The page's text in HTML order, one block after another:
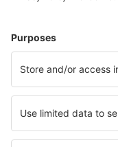
José M.
Acapulco Juan N.
General
Aguascalientes